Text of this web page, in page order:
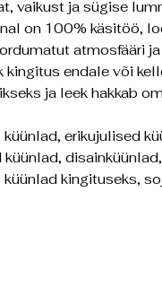
vaikust ja sügise
on 100% käsitöö,
atmosfääri
kingitus endale või
ja leek hakkab
erikujulised
küünlad,
küünlad kingituseks,